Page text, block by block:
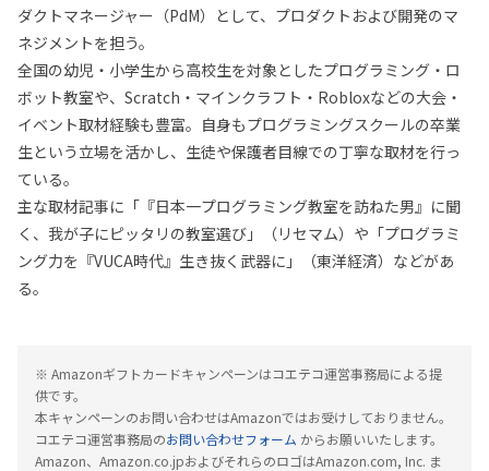
ダクトマネージャー（PdM）として、プロダクトおよび開発のマ
ネジメントを担う。
全国の幼児・小学生から高校生を対象としたプログラミング・ロ
ボット教室や、Scratch・マインクラフト・Robloxなどの大会・
イベント取材経験も豊富。自身もプログラミングスクールの卒業
生という立場を活かし、生徒や保護者目線での丁寧な取材を行っ
ている。
主な取材記事に「『日本一プログラミング教室を訪ねた男』に聞
く、我が子にピッタリの教室選び」（リセマム）や「プログラミ
ング力を『VUCA時代』生き抜く武器に」（東洋経済）などがあ
る。
※ Amazonギフトカードキャンペーンはコエテコ運営事務局による提
供です。
本キャンペーンのお問い合わせはAmazonではお受けしておりません。
コエテコ運営事務局のお問い合わせフォーム からお願いいたします。
Amazon、Amazon.co.jpおよびそれらのロゴはAmazon.com, Inc. ま